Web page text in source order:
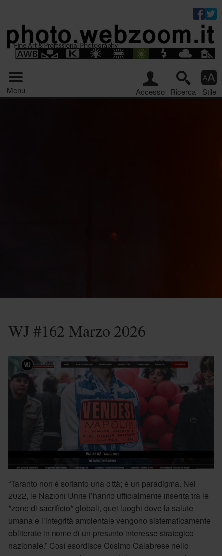
Menu principale
Menu
Riquadro
Accesso Ricerca Stile
WJ #162 Marzo 2026
“Taranto non è soltanto una città; è un paradigma. Nel
2022, le Nazioni Unite l’hanno ufficialmente inserita tra le
*zone di sacrificio* globali, quei luoghi dove la salute
umana e l’integrità ambientale vengono sistematicamente
obliterate in nome di un presunto interesse strategico
nazionale.” Così esordisce Cosimo Calabrese nello